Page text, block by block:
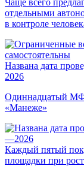
Чаще всего
отдельными
в контроле
Названа дата
2026
Одиннадцатый
«Манеже»
Каждый пятый
площадки при